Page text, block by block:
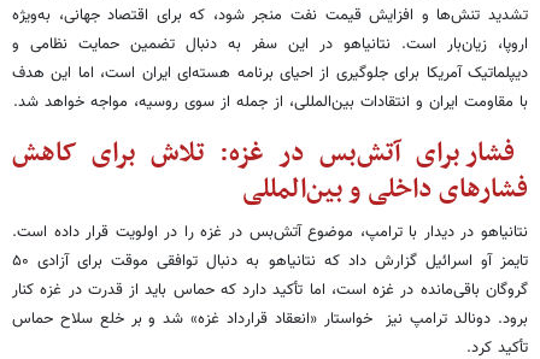
تشدید تنش‌ها و افزایش قیمت نفت منجر شود، که برای اقتصاد جهانی، به‌ویژه
اروپا، زیان‌بار است. نتانیاهو در این سفر به دنبال تضمین حمایت نظامی و
دیپلماتیک آمریکا برای جلوگیری از احیای برنامه هسته‌ای ایران است، اما این هدف
با مقاومت ایران و انتقادات بین‌المللی، از جمله از سوی روسیه، مواجه خواهد شد.
فشار برای آتش‌بس در غزه: تلاش برای کاهش
فشارهای داخلی و بین‌المللی
نتانیاهو در دیدار با ترامپ، موضوع آتش‌بس در غزه را در اولویت قرار داده است.
تایمز آو اسرائیل گزارش داد که نتانیاهو به دنبال توافقی موقت برای آزادی ۵۰
گروگان باقی‌مانده در غزه است، اما تأکید دارد که حماس باید از قدرت در غزه کنار
برود. دونالد ترامپ نیز خواستار «انعقاد قرارداد غزه» شد و بر خلع سلاح حماس
تأکید کرد.